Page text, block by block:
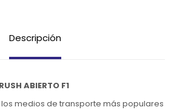
Descripción
ABIERTO F1
medios de transporte más populares